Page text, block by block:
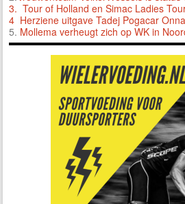
3. Tour of Holland en Simac Ladies
4 Herziene uitgave Tadej Pogacar
5. Mollema verheugt zich op WK in